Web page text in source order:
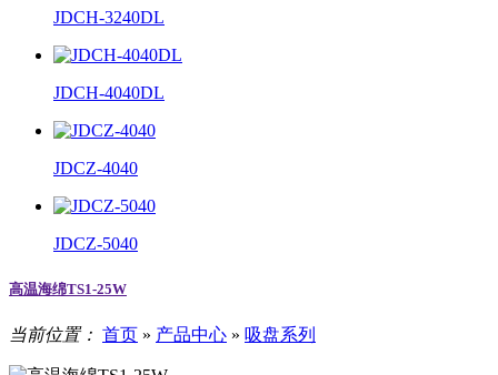
JDCH-3240DL
JDCH-4040DL
JDCZ-4040
JDCZ-5040
高温海绵TS1-25W
当前位置： 首页 » 产品中心 » 吸盘系列